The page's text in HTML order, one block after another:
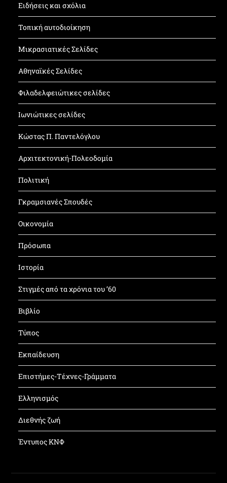
Ειδήσεις και σχόλια
Τοπική αυτοδιοίκηση
Μικρασιατικές Σελίδες
Αθηναϊκές Σελίδες
Φιλαδελφειώτικες σελίδες
Ιωνιώτικες σελίδες
Κώστας Π. Παντελόγλου
Αρχιτεκτονική-Πολεοδομία
Πολιτική
Γκραμσιανές Σπουδές
Οικονομία
Πρόσωπα
Ιστορία
Στιγμές από τα χρόνια του ’60
Βιβλίο
Τύπος
Εκπαίδευση
Επιστήμες-Τέχνες-Γράμματα
Ελληνισμός
Διεθνής ζωή
Έντυπος ΚΝΦ